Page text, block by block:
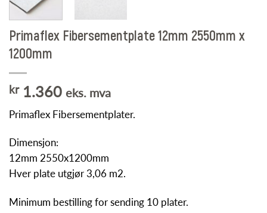
Primaflex Fibersementplate 12mm 2550mm x
1200mm
kr1.360 eks. mva
Primaflex Fibersementplater.
Dimensjon:
12mm 2550x1200mm
Hver plate utgjør 3,06 m2.
Minimum bestilling for sending 10 plater.